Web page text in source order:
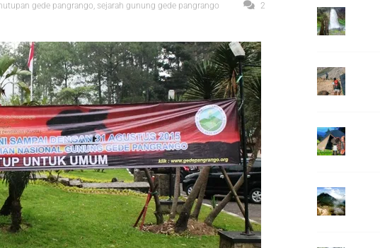
gede pangrango, sejarah gunung gede pangrango
2